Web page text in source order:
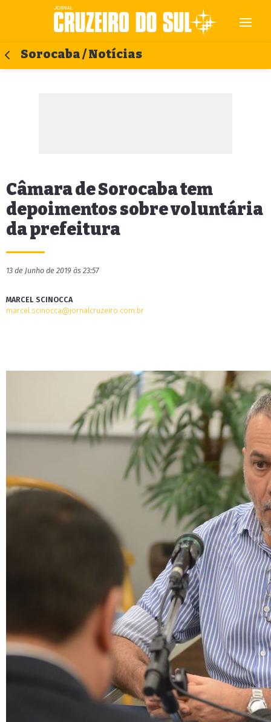
Sorocaba / Notícias
Câmara de Sorocaba tem
depoimentos sobre voluntária
da prefeitura
13 de Junho de 2019 às 23:57
MARCEL SCINOCCA
marcel.scinocca@jornalcruzeiro.com.br